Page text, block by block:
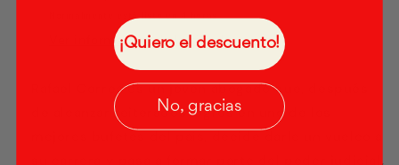
Normalmente está listo en 4 horas
Ver información de la tienda
Rafael Correa es un joven abogado que, después
de alcanzar reiterados logros en uno de los
¡Quiero el descuento!
No, gracias